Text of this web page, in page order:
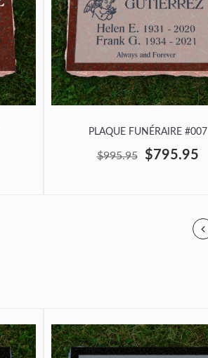
PLAQUE FUNÉRAIRE #007
$995.95 $795.95